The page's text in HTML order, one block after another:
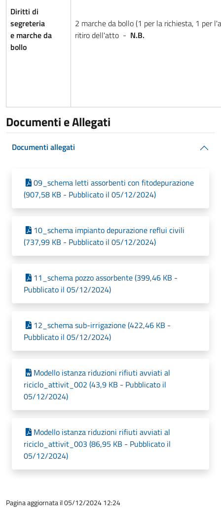
Diritti di
segreteria
e marche da
bollo
2 marche da bollo (1 per la richiesta, 1 per
ritiro dell'atto - N.B.
Documenti e Allegati
Documenti allegati
09_schema letti assorbenti con fitodepurazione
(907,58 KB - Pubblicato il 05/12/2024)
10_schema impianto depurazione reflui civili
(737,99 KB - Pubblicato il 05/12/2024)
11_schema pozzo assorbente (399,46 KB -
Pubblicato il 05/12/2024)
12_schema sub-irrigazione (422,46 KB -
Pubblicato il 05/12/2024)
Modello istanza riduzioni rifiuti avviati al
riciclo_attivit_002 (43,9 KB - Pubblicato il
05/12/2024)
Modello istanza riduzioni rifiuti avviati al
riciclo_attivit_003 (86,95 KB - Pubblicato il
05/12/2024)
Pagina aggiornata il 05/12/2024 12:24